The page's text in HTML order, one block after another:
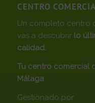
CENTRO
Un completo centro
vas a descubrir lo
calidad.
Tu centro comercial
Málaga
Gestionado por